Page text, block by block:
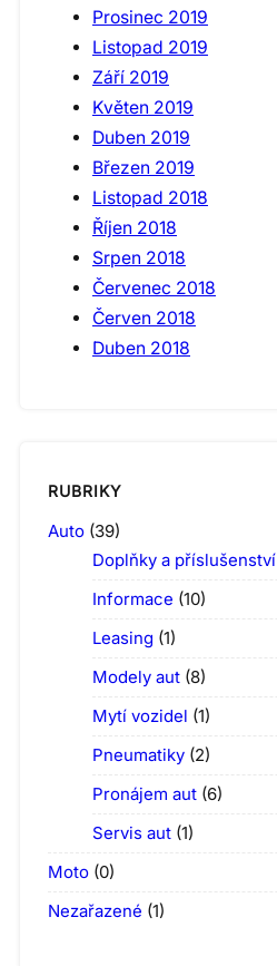
Prosinec 2019
Listopad 2019
Září 2019
Květen 2019
Duben 2019
Březen 2019
Listopad 2018
Říjen 2018
Srpen 2018
Červenec 2018
Červen 2018
Duben 2018
RUBRIKY
Auto (39)
Doplňky a příslušenství
Informace (10)
Leasing (1)
Modely aut (8)
Mytí vozidel (1)
Pneumatiky (2)
Pronájem aut (6)
Servis aut (1)
Moto (0)
Nezařazené (1)